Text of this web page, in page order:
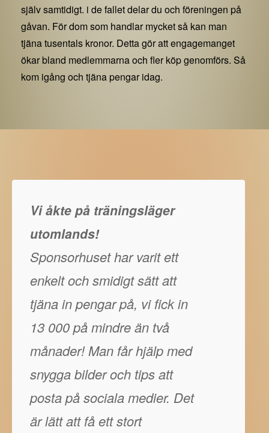
själv samtidigt. i de fallet delar du och föreningen på
gåvan. För dom som handlar mycket så kan man
tjäna tusentals kronor. Detta gör att engagemanget
ökar bland medlemmarna och fler köp genomförs. Så
kom igång och tjäna pengar idag.
Vi åkte på träningsläger
utomlands!
Sponsorhuset har varit ett
enkelt och smidigt sätt att
tjäna in pengar på, vi fick in
13 000 på mindre än två
månader! Man får hjälp med
snygga bilder och tips att
posta på sociala medier. Det
är lätt att få ett stort